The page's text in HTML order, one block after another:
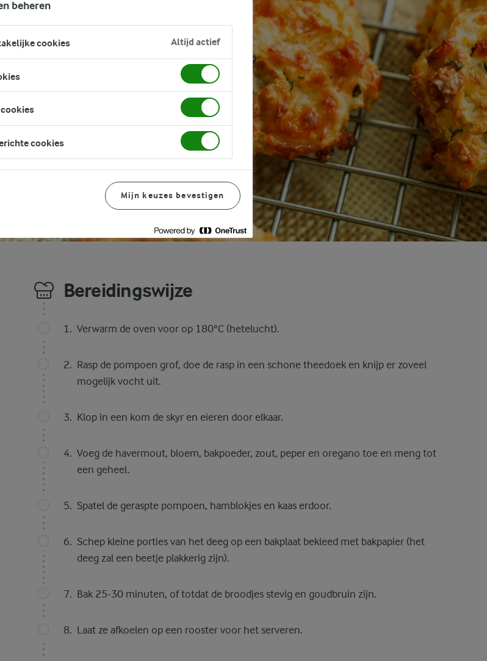
Bereidingswijze
Verwarm de oven voor op 180°C (hetelucht).
Rasp de pompoen grof, doe de rasp in een schone theedoek en knijp er zoveel
mogelijk vocht uit.
Klop in een kom de skyr en eieren door elkaar.
Voeg de havermout, bloem, bakpoeder, zout, peper en oregano toe en meng tot
een geheel.
Spatel de geraspte pompoen, hamblokjes en kaas erdoor.
Schep kleine porties van het deeg op een bakplaat bekleed met bakpapier (het
deeg zal een beetje plakkerig zijn).
Bak 25-30 minuten, of totdat de broodjes stevig en goudbruin zijn.
Laat ze afkoelen op een rooster voor het serveren.
beheren
cookies Altijd actief
cookies
Mijn keuzes bevestigen